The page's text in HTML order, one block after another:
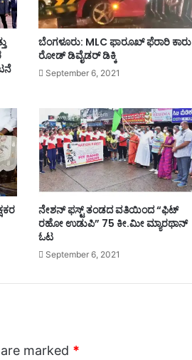
ಬೆಂಗಳೂರು: MLC ಫಾರೂಖ್ ಫೆರಾರಿ ಕಾರು
ರೋಡ್​​ ಡಿವೈಡರ್​​ ಡಿಕ್ಕಿ
September 6, 2021
ನೇಶನ್ ಫಸ್ಟ್ ತಂಡದ ವತಿಯಿಂದ “ಫಿಟ್
ರಹೋ ಉಡುಪಿ” 75 ಕೀ.ಮೀ ಮ್ಯಾರಥಾನ್
ಓಟ
September 6, 2021
marked *